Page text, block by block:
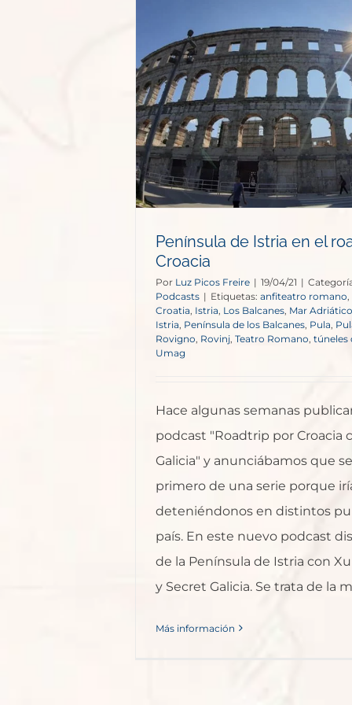
Península de Istria en el
Croacia
Por Luz Picos Freire | 19/04/21 |
Podcasts | Etiquetas: anfiteatro romano,
Croatia Istria, Los Balcanes Mar Adriático
Istria Península de los Balcanes Pula
Rovigno, Rovinj, Teatro Romano, túneles
Umag
Hace algunas semanas
podcast "Roadtrip por Croacia
Galicia" y anunciábamos que
primero de una serie porque
deteniéndonos en distintos
país. En este nuevo podcast
de la Península de Istria con
y Secret Galicia. Se trata de la
Más información